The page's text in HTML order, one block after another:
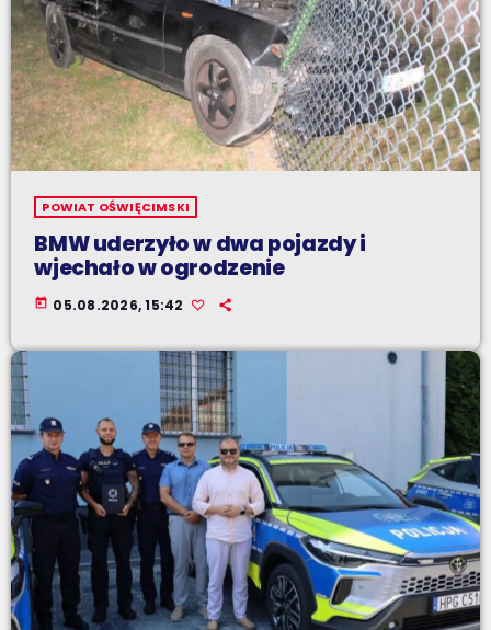
POWIAT OŚWIĘCIMSKI
BMW uderzyło w dwa pojazdy i
wjechało w ogrodzenie
today 05.08.2026, 15:42